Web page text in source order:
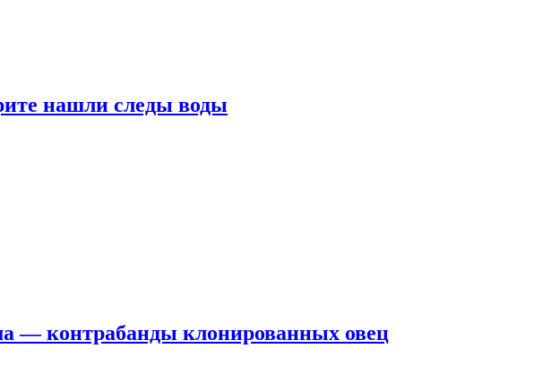
нашли следы воды
— контрабанды клонированных овец